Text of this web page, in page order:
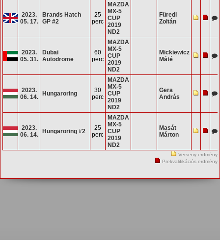
2023.
05. 17.
Brands Hatch
GP #2
25
perc
MAZDA
MX-5
CUP
2019
ND2
Füredi
Zoltán
2023.
05. 31.
Dubai
Autodrome
60
perc
MAZDA
MX-5
CUP
2019
ND2
Mickiewicz
Máté
2023.
06. 14.
Hungaroring
30
perc
MAZDA
MX-5
CUP
2019
ND2
Gera
András
2023.
06. 14.
Hungaroring #2
25
perc
MAZDA
MX-5
CUP
2019
ND2
Masát
Márton
Verseny erdmény
Prekvalifikációs erdmény